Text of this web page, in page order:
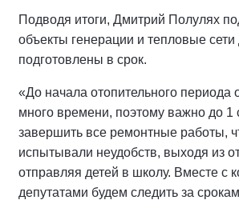
Подводя итоги, Дмитрий Полулях
объекты генерации и тепловые
подготовлены в срок.
«До начала отопительного периода
много времени, поэтому важно до 1
завершить все ремонтные работы,
испытывали неудобств, выходя из
отправляя детей в школу. Вместе с
депутатами будем следить за